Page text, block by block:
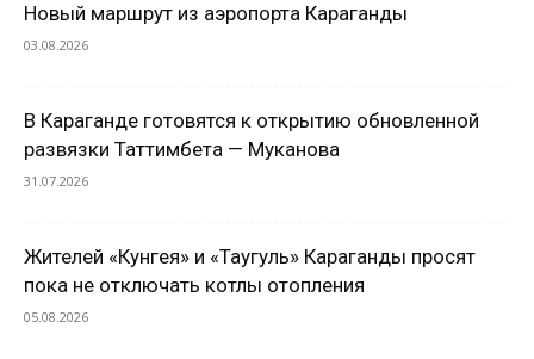
Новый маршрут из аэропорта Караганды
03.08.2026
В Караганде готовятся к открытию обновленной
развязки Таттимбета — Муканова
31.07.2026
Жителей «Кунгея» и «Таугуль» Караганды просят
пока не отключать котлы отопления
05.08.2026